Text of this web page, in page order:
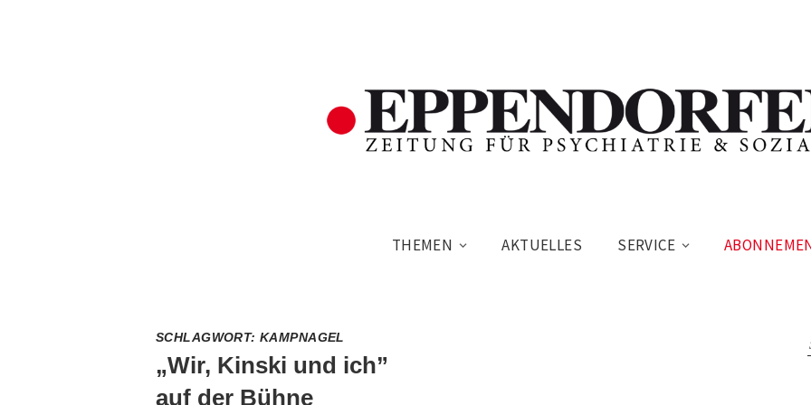
THEMEN AKTUELLES SERVICE
SCHLAGWORT:KAMPNAGEL
„Wir, Kinski und ich”
auf der Bühne